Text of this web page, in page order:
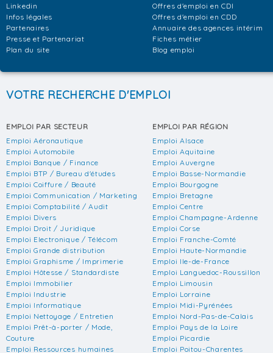
Linkedin
Infos légales
Partenaires
Presse et Partenariat
Plan du site
Offres d'emploi en CDI
Offres d'emploi en CDD
Annuaire des agences intérim
Fiches métier
Blog emploi
VOTRE RECHERCHE D'EMPLOI
EMPLOI PAR SECTEUR
Emploi Aéronautique
Emploi Automobile
Emploi Banque / Finance
Emploi BTP / Bureau d'études
Emploi Coiffure / Beauté
Emploi Communication / Marketing
Emploi Comptabilité / Audit
Emploi Divers
Emploi Droit / Juridique
Emploi Electronique / Télécom
Emploi Grande distribution
Emploi Graphisme / Imprimerie
Emploi Hôtesse / Standardiste
Emploi Immobilier
Emploi Industrie
Emploi Informatique
Emploi Nettoyage / Entretien
Emploi Prêt-à-porter / Mode,
Couture
Emploi Ressources humaines
EMPLOI PAR RÉGION
Emploi Alsace
Emploi Aquitaine
Emploi Auvergne
Emploi Basse-Normandie
Emploi Bourgogne
Emploi Bretagne
Emploi Centre
Emploi Champagne-Ardenne
Emploi Corse
Emploi Franche-Comté
Emploi Haute-Normandie
Emploi Ile-de-France
Emploi Languedoc-Roussillon
Emploi Limousin
Emploi Lorraine
Emploi Midi-Pyrénées
Emploi Nord-Pas-de-Calais
Emploi Pays de la Loire
Emploi Picardie
Emploi Poitou-Charentes